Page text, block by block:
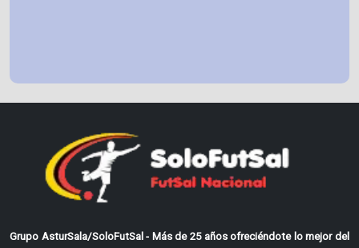
Grupo AsturSala/SoloFutSal - Más de 25 años ofreciéndote lo mejor del